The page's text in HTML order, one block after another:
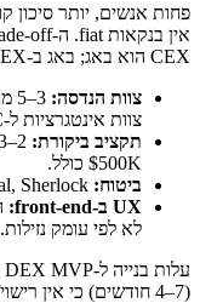
אין בנקאות fiat. ה-trade-off: החוזים החכמים שלכם
CEX הוא באג; באג ב-DEX הוא exploit של $200M בכותרות.
צוות הנדסה:
צוות אינטגרציות ל-wallets/RPC.
תקציב ביקורת:
$500K כולל.
ביטוח:
UX ב-front-end:
לא לפי עומק נזילות.
(4–7 חודשים) כי אין רישוי/בנקאות.